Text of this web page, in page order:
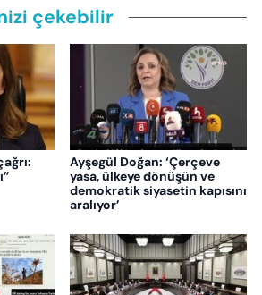
çekebilir
Ayşegül Doğan: ‘Çerçeve
yasa, ülkeye dönüşün ve
demokratik siyasetin kapısını
aralıyor’